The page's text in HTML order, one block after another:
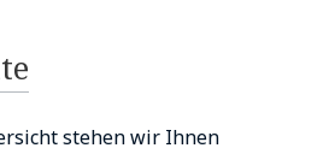
stehen wir Ihnen